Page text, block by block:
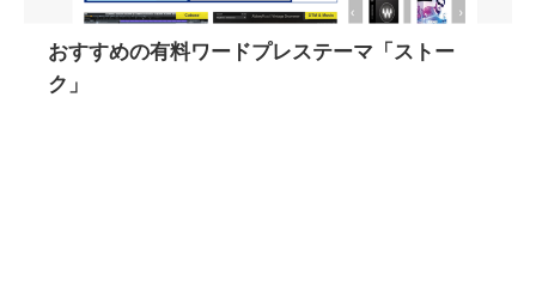
おすすめの有料ワードプレステーマ「ストー
ク」